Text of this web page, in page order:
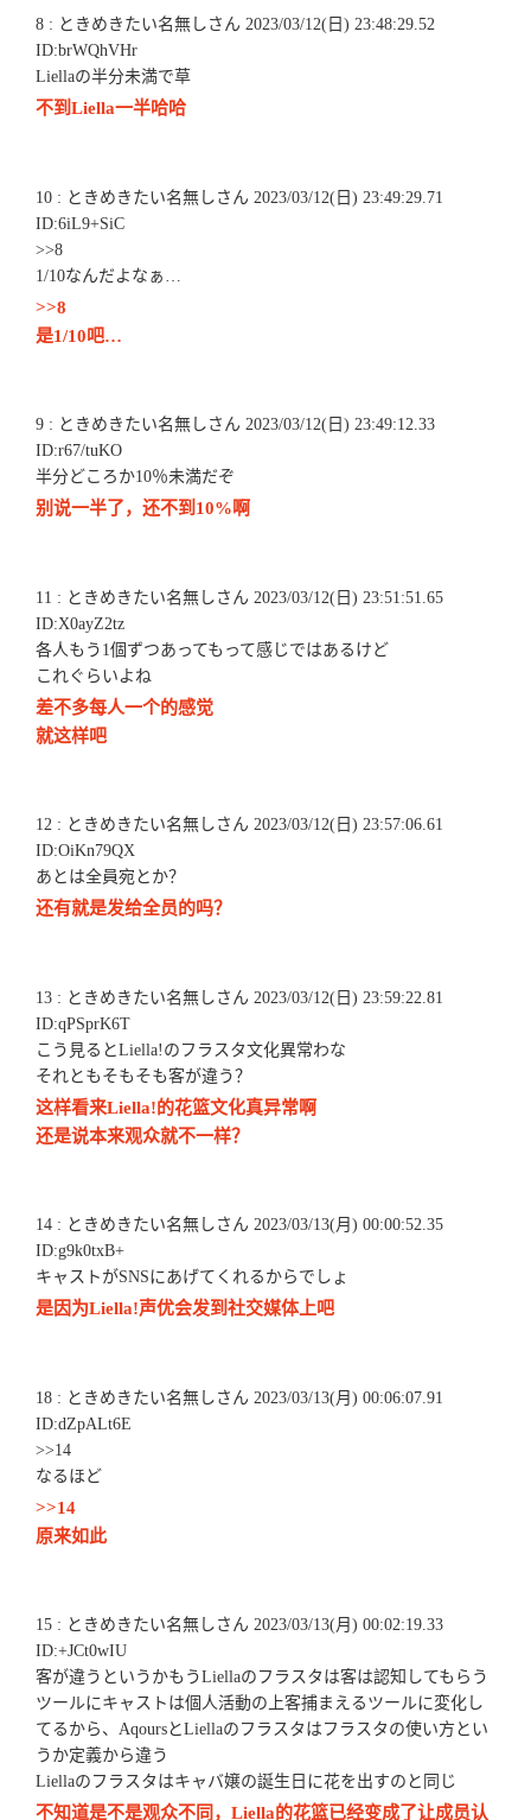
8 : ときめきたい名無しさん 2023/03/12(日) 23:48:29.52
ID:brWQhVHr
Liellaの半分未満で草
不到Liella一半哈哈
10 : ときめきたい名無しさん 2023/03/12(日) 23:49:29.71
ID:6iL9+SiC
>>8
1/10なんだよなぁ…
>>8
是1/10吧…
9 : ときめきたい名無しさん 2023/03/12(日) 23:49:12.33
ID:r67/tuKO
半分どころか10％未満だぞ
别说一半了，还不到10%啊
11 : ときめきたい名無しさん 2023/03/12(日) 23:51:51.65
ID:X0ayZ2tz
各人もう1個ずつあってもって感じではあるけど
これぐらいよね
差不多每人一个的感觉
就这样吧
12 : ときめきたい名無しさん 2023/03/12(日) 23:57:06.61
ID:OiKn79QX
あとは全員宛とか？
还有就是发给全员的吗？
13 : ときめきたい名無しさん 2023/03/12(日) 23:59:22.81
ID:qPSprK6T
こう見るとLiella!のフラスタ文化異常わな
それともそもそも客が違う？
这样看来Liella!的花篮文化真异常啊
还是说本来观众就不一样？
14 : ときめきたい名無しさん 2023/03/13(月) 00:00:52.35
ID:g9k0txB+
キャストがSNSにあげてくれるからでしょ
是因为Liella!声优会发到社交媒体上吧
18 : ときめきたい名無しさん 2023/03/13(月) 00:06:07.91
ID:dZpALt6E
>>14
なるほど
>>14
原来如此
15 : ときめきたい名無しさん 2023/03/13(月) 00:02:19.33
ID:+JCt0wIU
客が違うというかもうLiellaのフラスタは客は認知してもらう
ツールにキャストは個人活動の上客捕まえるツールに変化し
てるから、AqoursとLiellaのフラスタはフラスタの使い方とい
うか定義から違う
Liellaのフラスタはキャバ嬢の誕生日に花を出すのと同じ
不知道是不是观众不同，Liella的花篮已经变成了让成员认